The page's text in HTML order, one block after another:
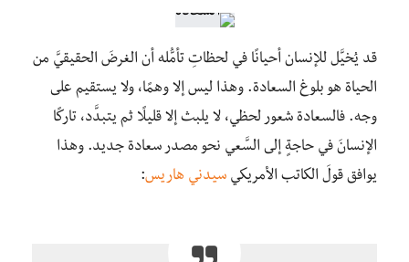
قد يُخيَّل للإنسان أحيانًا في لحظاتِ تأمُّله أن الغرضَ الحقيقيَّ من
الحياة هو بلوغ السعادة. وهذا ليس إلا وهمًا، ولا يستقيم على
وجه. فالسعادة شعور لحظي، لا يلبث إلا قليلًا ثم يتبدَّد، تاركًا
الإنسانَ في حاجةٍ إلى السَّعي نحو مصدر سعادة جديد. وهذا
يوافق قولَ الكاتب الأمريكي سيدني هاريس: